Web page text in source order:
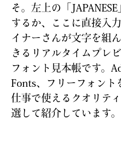
そ。 左 上 の「
するか、ここに直接 入 力
イナーさんが文字 を組
きるリアルタイムプレ
フォント 見本帳です。
Fonts、フリーフォント
仕事で使 えるクオリテ
選 して紹介 しています。